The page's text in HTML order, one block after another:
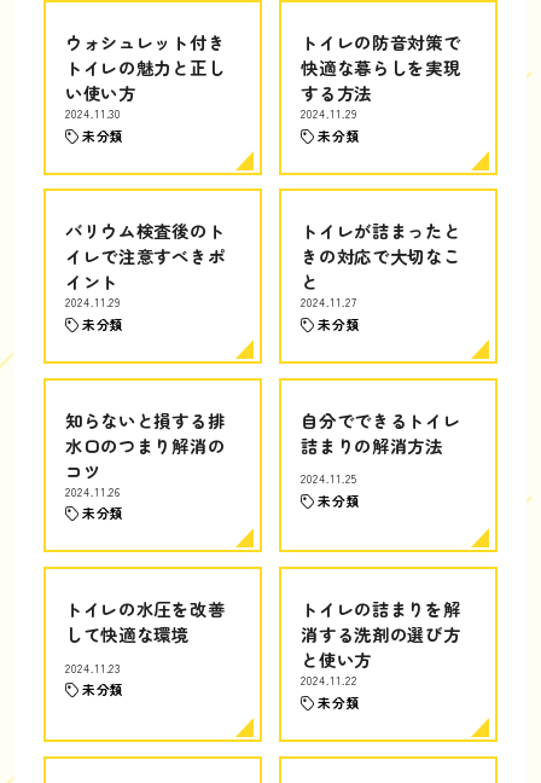
ウォシュレット付き
トイレの魅力と正し
い使い方
2024.11.30
未分類
トイレの防音対策で
快適な暮らしを実現
する方法
2024.11.29
未分類
バリウム検査後のト
イレで注意すべきポ
イント
2024.11.29
未分類
トイレが詰まったと
きの対応で大切なこ
と
2024.11.27
未分類
知らないと損する排
水口のつまり解消の
コツ
2024.11.26
未分類
自分でできるトイレ
詰まりの解消方法
2024.11.25
未分類
トイレの水圧を改善
して快適な環境
2024.11.23
未分類
トイレの詰まりを解
消する洗剤の選び方
と使い方
2024.11.22
未分類